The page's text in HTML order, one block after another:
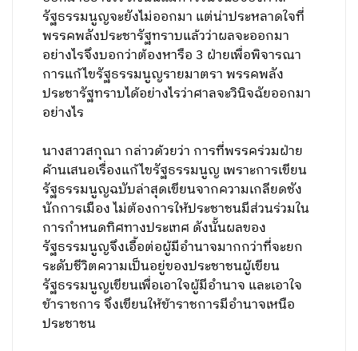
รัฐธรรมนูญจะยังไม่ออกมา แต่น่าประหลาดใจที่
พรรคพลังประชารัฐทราบแล้วว่าผลจะออกมา
อย่างไรจึงบอกว่าต้องหารือ 3 ฝ่ายเพื่อพิจารณา
การแก้ไขรัฐธรรมนูญรายมาตรา พรรคพลัง
ประชารัฐทราบได้อย่างไรว่าศาลจะวินิจฉัยออกมา
อย่างไร
นางสาวสกุณา กล่าวด้วยว่า การที่พรรคร่วมฝ่าย
ค้านเสนอเรื่องแก้ไขรัฐธรรมนูญ เพราะการเขียน
รัฐธรรมนูญฉบับล่าสุดเขียนจากความเกลียดชัง
นักการเมือง ไม่ต้องการให้ประชาชนมีส่วนร่วมใน
การกำหนดทิศทางประเทศ ดังนั้นผลของ
รัฐธรรมนูญจึงเอื้อต่อผู้มีอำนาจมากกว่าที่จะยก
ระดับชีวิตความเป็นอยู่ของประชาชนผู้เขียน
รัฐธรรมนูญเขียนเพื่อเอาใจผู้มีอำนาจ และเอาใจ
ข้าราชการ จึงเขียนให้ข้าราชการมีอำนาจเหนือ
ประชาชน